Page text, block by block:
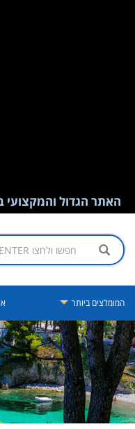
האתר הגדול והמקצועי
המומלצים ביותר